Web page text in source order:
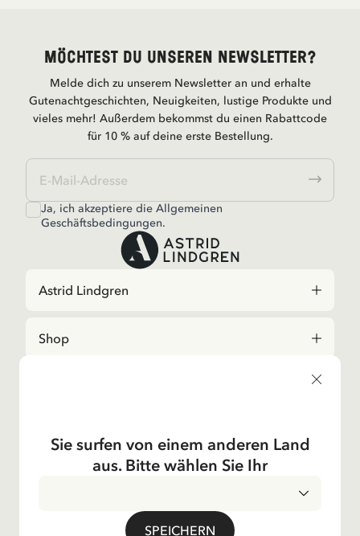
Möchtest du unseren Newsletter?
Melde dich zu unserem Newsletter an und erhalte
Gutenachtgeschichten, Neuigkeiten, lustige Produkte und
vieles mehr! Außerdem bekommst du einen Rabattcode
für 10 % auf deine erste Bestellung.
Ja, ich akzeptiere dieAllgemeinen
Geschäftsbedingungen.
Astrid Lindgren
Shop
Unsere Operationen
Sie surfen von einem anderen Land
aus. Bitte wählen Sie Ihr
SPEICHERN